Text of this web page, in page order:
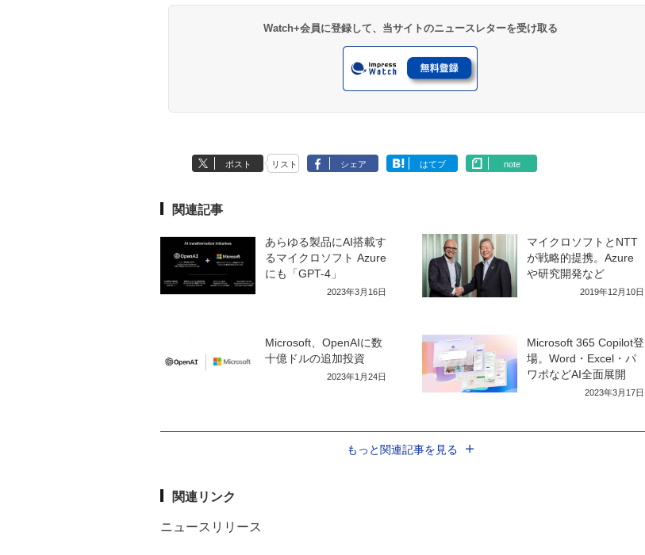
Watch+会員に登録して、当サイトのニュースレターを受け取る
ポスト リスト シェア はてブ note
関連記事
あらゆる製品にAI搭載す
るマイクロソフト Azure
にも「GPT-4」
2023年3月16日
マイクロソフトとNTT
が戦略的提携。Azure
や研究開発など
2019年12月10日
Microsoft、OpenAIに数
十億ドルの追加投資
2023年1月24日
Microsoft 365 Copilot登
場。Word・Excel・パ
ワポなどAI全面展開
2023年3月17日
もっと関連記事を見る
関連リンク
ニュースリリース